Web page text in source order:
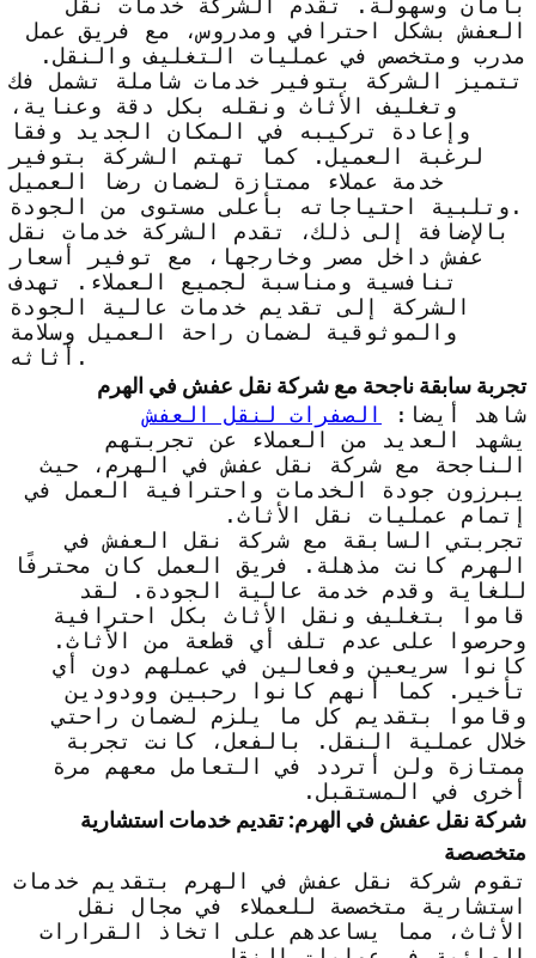
بأمان وسهولة. تقدم الشركة خدمات نقل
العفش بشكل احترافي ومدروس، مع فريق عمل
مدرب ومتخصص في عمليات التغليف والنقل.
تتميز الشركة بتوفير خدمات شاملة تشمل فك
وتغليف الأثاث ونقله بكل دقة وعناية،
وإعادة تركيبه في المكان الجديد وفقا
لرغبة العميل. كما تهتم الشركة بتوفير
خدمة عملاء ممتازة لضمان رضا العميل
وتلبية احتياجاته بأعلى مستوى من الجودة.
بالإضافة إلى ذلك، تقدم الشركة خدمات نقل
عفش داخل مصر وخارجها، مع توفير أسعار
تنافسية ومناسبة لجميع العملاء. تهدف
الشركة إلى تقديم خدمات عالية الجودة
والموثوقية لضمان راحة العميل وسلامة
أثاثه.
تجربة سابقة ناجحة مع شركة نقل عفش في الهرم
شاهد أيضا:
الصفرات لنقل العفش
يشهد العديد من العملاء عن تجربتهم
الناجحة مع شركة نقل عفش في الهرم، حيث
يبرزون جودة الخدمات واحترافية العمل في
إتمام عمليات نقل الأثاث.
تجربتي السابقة مع شركة نقل العفش في
الهرم كانت مذهلة. فريق العمل كان محترفًا
للغاية وقدم خدمة عالية الجودة. لقد
قاموا بتغليف ونقل الأثاث بكل احترافية
وحرصوا على عدم تلف أي قطعة من الأثاث.
كانوا سريعين وفعالين في عملهم دون أي
تأخير. كما أنهم كانوا رحبين وودودين
وقاموا بتقديم كل ما يلزم لضمان راحتي
خلال عملية النقل. بالفعل، كانت تجربة
ممتازة ولن أتردد في التعامل معهم مرة
أخرى في المستقبل.
شركة نقل عفش في الهرم: تقديم خدمات استشارية
متخصصة
تقوم شركة نقل عفش في الهرم بتقديم خدمات
استشارية متخصصة للعملاء في مجال نقل
الأثاث، مما يساعدهم على اتخاذ القرارات